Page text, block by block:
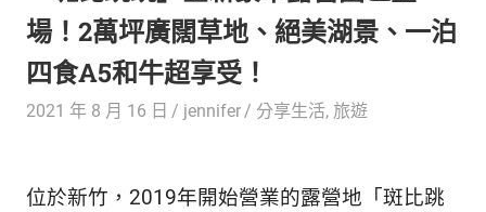
一
起
出
是
一
本
最
妳
場！2萬坪廣闊草地、絕美湖景、一泊
四食A5和牛超享受！
2021 年 8 月 16 日 jennifer 分享生活, 旅遊
位於新竹，2019年開始營業的露營地「斑比跳